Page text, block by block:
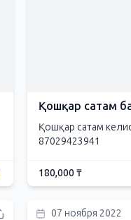
Қошқар сатам
Қошқар сатам
87029423941
180,000 ₸
07 ноября 2022